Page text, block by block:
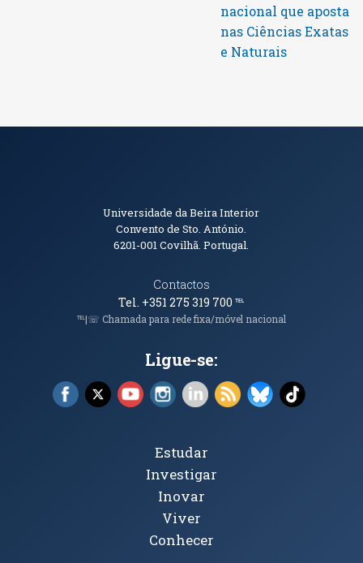
nacional que aposta
nas Ciências Exatas
e Naturais
Informações de Contacto
Universidade da Beira Interior
Convento de Sto. António.
6201-001Covilhã. Portugal.
Contactos
Tel. +351 275 319 700℡
℡|☏ Chamada para rede fixa/móvel nacional
Ligue-se:
Facebook (abre em nova janela)
X (abre em nova janela)
YouTube (abre em nova janela)
Instagram (abre em nova janela)
LinkedIn (abre em nova
RSS (abre em nova
Bluesky (abre
TikTok
Tópicos Principais
Estudar
Investigar
Inovar
Viver
Conhecer